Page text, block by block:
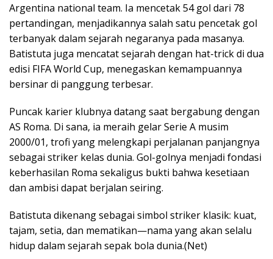
Argentina national team. Ia mencetak 54 gol dari 78
pertandingan, menjadikannya salah satu pencetak gol
terbanyak dalam sejarah negaranya pada masanya.
Batistuta juga mencatat sejarah dengan hat-trick di dua
edisi FIFA World Cup, menegaskan kemampuannya
bersinar di panggung terbesar.
Puncak karier klubnya datang saat bergabung dengan
AS Roma. Di sana, ia meraih gelar Serie A musim
2000/01, trofi yang melengkapi perjalanan panjangnya
sebagai striker kelas dunia. Gol-golnya menjadi fondasi
keberhasilan Roma sekaligus bukti bahwa kesetiaan
dan ambisi dapat berjalan seiring.
Batistuta dikenang sebagai simbol striker klasik: kuat,
tajam, setia, dan mematikan—nama yang akan selalu
hidup dalam sejarah sepak bola dunia.(Net)